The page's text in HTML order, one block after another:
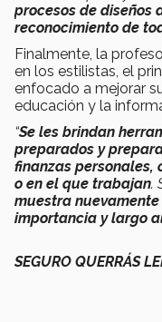
procesos de diseños
reconocimiento de
Finalmente, la
en los estilistas, el
enfocado a mejorar
educación y la
“Se les brindan
preparados y
finanzas personales,
o en el que trabajan.
muestra
importancia y largo
SEGURO QUERRÁS